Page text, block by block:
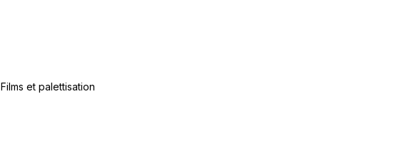
Films et palettisation